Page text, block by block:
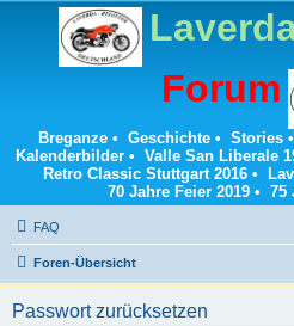
Forum
Breganze• Geschichte• Stories•
Kalenderbilder• Valle San Liberale
Retro Classic Stuttgart 2016 •
70 Jahre Feier 2019 • 75
FAQ
Foren-Übersicht
Passwort zurücksetzen